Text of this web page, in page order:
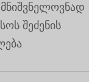
შეძენის